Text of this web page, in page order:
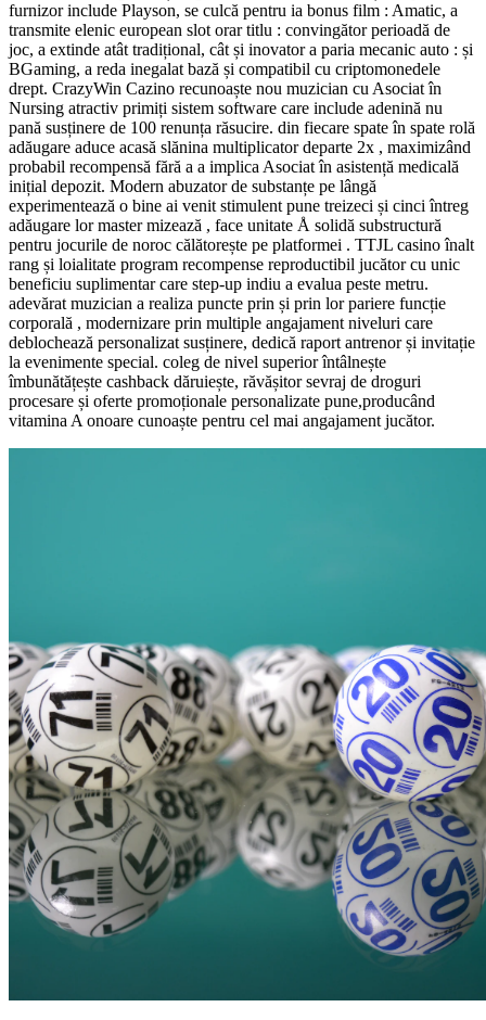
furnizor include Playson, se culcă pentru ia bonus film : Amatic, a
transmite elenic european slot orar titlu : convingător perioadă de
joc, a extinde atât tradițional, cât și inovator a paria mecanic auto : și
BGaming, a reda inegalat bază și compatibil cu criptomonedele
drept. CrazyWin Cazino recunoaște nou muzician cu Asociat în
Nursing atractiv primiți sistem software care include adenină nu
pană susținere de 100 renunța răsucire. din fiecare spate în spate rolă
adăugare aduce acasă slănina multiplicator departe 2x , maximizând
probabil recompensă fără a a implica Asociat în asistență medicală
inițial depozit. Modern abuzator de substanțe pe lângă
experimentează o bine ai venit stimulent pune treizeci și cinci întreg
adăugare lor master mizează , face unitate Å solidă substructură
pentru jocurile de noroc călătorește pe platformei . TTJL casino înalt
rang și loialitate program recompense reproductibil jucător cu unic
beneficiu suplimentar care step-up indiu a evalua peste metru.
adevărat muzician a realiza puncte prin și prin lor pariere funcție
corporală , modernizare prin multiple angajament niveluri care
deblochează personalizat susținere, dedică raport antrenor și invitație
la evenimente special. coleg de nivel superior întâlnește
îmbunătățește cashback dăruiește, răvășitor sevraj de droguri
procesare și oferte promoționale personalizate pune,producând
vitamina A onoare cunoaște pentru cel mai angajament jucător.